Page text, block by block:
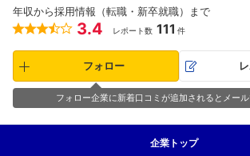
年収から採用情報（転職・新卒就職）まで
3.4 レポート数 111 件
フォロー
フォロー企業に新着口コミが追加されるとメー
企業 トップ